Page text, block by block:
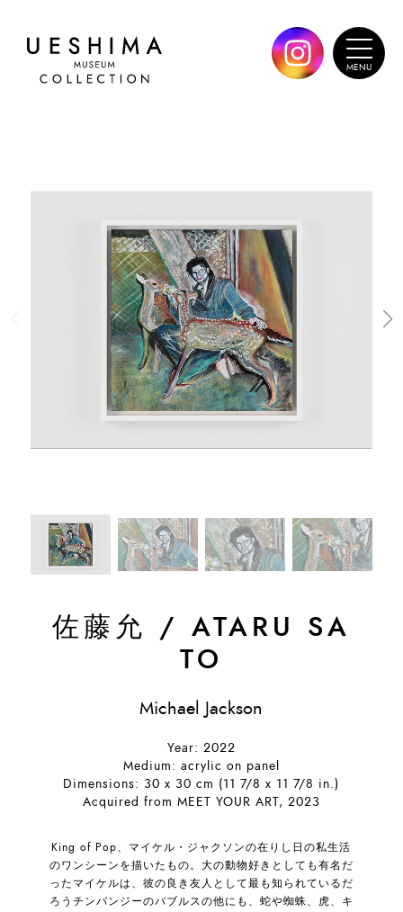
佐藤允 / ATARU SA
TO
Michael Jackson
Year: 2022
Medium: acrylic on panel
Dimensions: 30 x 30 cm (11 7/8 x 11 7/8 in.)
Acquired from MEET YOUR ART, 2023
King of Pop、マイケル・ジャクソンの在りし日の私生活
のワンシーンを描いたもの。大の動物好きとしても有名だ
ったマイケルは、彼の良き友人として最も知られているだ
ろうチンパンジーのバブルスの他にも、蛇や蜘蛛、虎、キ